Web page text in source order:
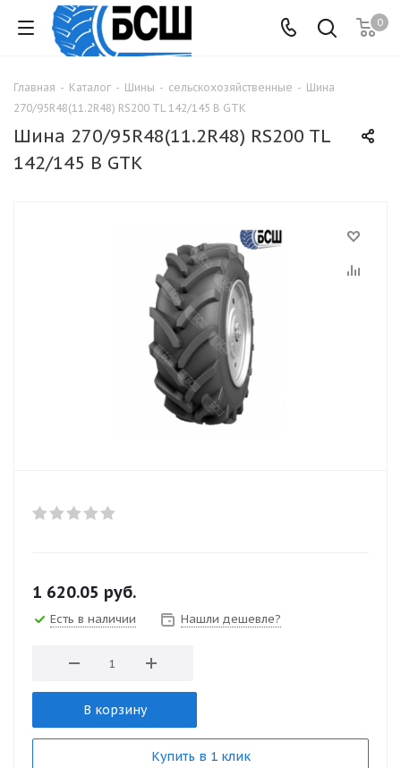
0
Главная - Каталог - Шины - сельскохозяйственные - Шина
270/95R48(11.2R48) RS200 TL 142/145 B GTK
Шина 270/95R48(11.2R48) RS200 TL
142/145 B GTK
1 620.05 руб.
Есть в наличии Нашли дешевле?
В корзину
Купить в 1 клик